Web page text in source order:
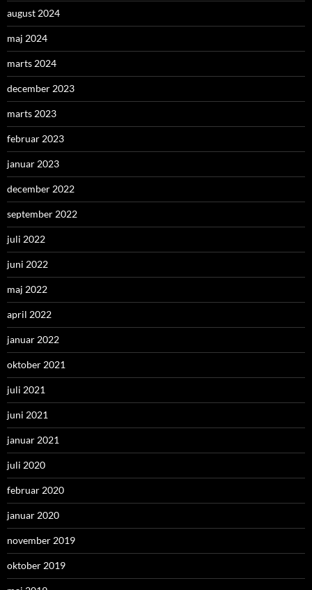
august 2024
maj 2024
marts 2024
december 2023
marts 2023
februar 2023
januar 2023
december 2022
september 2022
juli 2022
juni 2022
maj 2022
april 2022
januar 2022
oktober 2021
juli 2021
juni 2021
januar 2021
juli 2020
februar 2020
januar 2020
november 2019
oktober 2019